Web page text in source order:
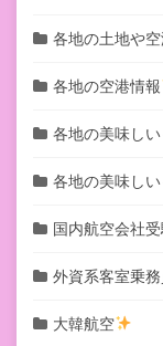
各地の土地や
各地の空港情報
各地の美味し
各地の美味し
国内航空会社
外資系客室乗
大韓航空